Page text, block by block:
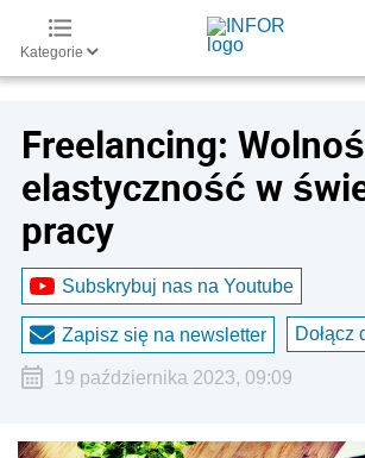
Kategorie
Freelancing:
elastyczność w
pracy
Subskrybuj nas na Youtube
Zapisz się na newsletter Dołącz
19 października 2023, 09:09